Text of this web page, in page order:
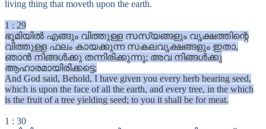
living thing that moveth upon the earth.
1 : 29
ഭൂമിയിൽ എങ്ങും വിത്തുള്ള സസ്യങ്ങളും വൃക്ഷത്തിന്റെ
വിത്തുള്ള ഫലം കായക്കുന്ന സകലവൃക്ഷങ്ങളും ഇതാ,
ഞാൻ നിങ്ങൾക്കു തന്നിരിക്കുന്നു; അവ നിങ്ങൾക്കു
ആഹാരമായിരിക്കട്ടെ;
And God said, Behold, I have given you every herb bearing seed,
which is upon the face of all the earth, and every tree, in the which
is the fruit of a tree yielding seed; to you it shall be for meat.
1 : 30